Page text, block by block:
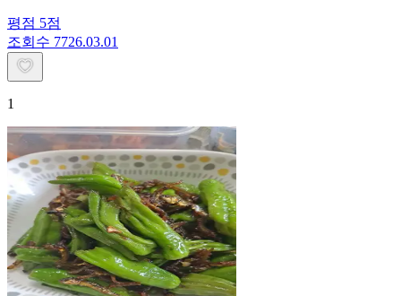
평점 5점
조회수 7726.03.01
1